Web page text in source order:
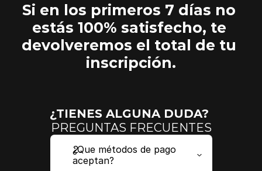
Si en los primeros 7 días no
estás 100% satisfecho, te
devolveremos el total de tu
inscripción.
¿TIENES ALGUNA DUDA?
PREGUNTAS FRECUENTES
¿Que métodos de pago
aceptan?